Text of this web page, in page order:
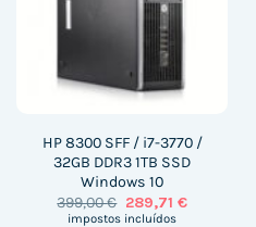
HP 8300 SFF / i7-3770 /
32GB DDR3 1TB SSD
Windows 10
399,00€ O
preço
289,71 €O
impostos incluídos